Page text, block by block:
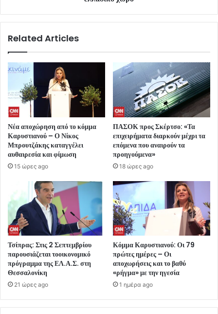
Related Articles
Νέα αποχώρηση από το κόμμα
Καρυστιανού – Ο Νίκος
Μπρουτζάκης καταγγέλει
αυθαιρεσία και φίμωση
15 ώρες ago
ΠΑΣΟΚ προς Σκέρτσο: «Τα
επιχειρήματα διαρκούν μέχρι τα
επόμενα που αναιρούν τα
προηγούμενα»
18 ώρες ago
Τσίπρας: Στις 2 Σεπτεμβρίου
παρουσιάζεται τοοικονομικό
πρόγραμμα της ΕΛ.Α.Σ. στη
Θεσσαλονίκη
21 ώρες ago
Κόμμα Καρυστιανού: Οι 79
πρώτες ημέρες – Οι
αποχωρήσεις και το βαθύ
«ρήγμα» με την ηγεσία
1 ημέρα ago